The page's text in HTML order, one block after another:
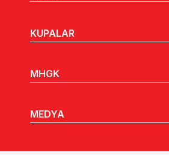
KUPALAR
MHGK
MEDYA